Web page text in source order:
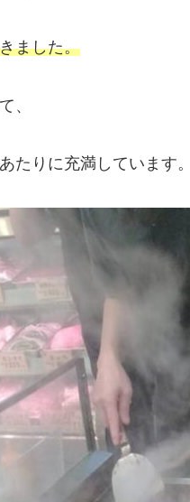
ました。
、
たりに充満しています